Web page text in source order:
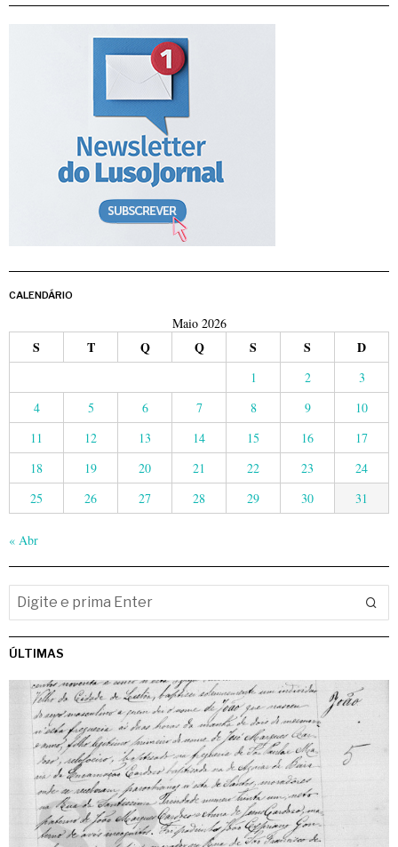
CALENDÁRIO
Maio 2026
S T Q Q S S D
1 2
3
4
5 6 7 8 9
10
11
12 13 14 15 16
17
18
19 20 21 22 23
24
25
26 27 28 29 30 31
« Abr
ÚLTIMAS